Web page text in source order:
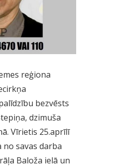
reģiona
bezvēsts
dzimuša
Vīrietis 25.aprīlī
no savas darba
Baloža ielā un